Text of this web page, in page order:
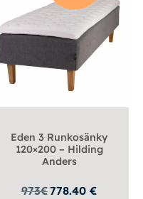
Eden 3 Runkosänky
120×200 – Hilding
Anders
973€778.40€